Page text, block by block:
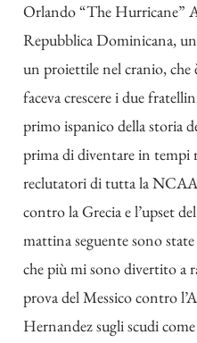
Orlando “The Hurricane”
Repubblica Dominicana,
un proiettile nel cranio, che
faceva crescere i due
primo ispanico della storia
prima di diventare in tempi
reclutatori di tutta la
contro la Grecia e l’upset
mattina seguente sono
che più mi sono divertito a
prova del Messico contro
Hernandez sugli scudi